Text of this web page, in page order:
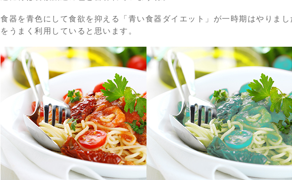
食器を青色にして食欲を抑える「青い食器ダイエット」が一時期はやりま
をうまく利用していると思います。